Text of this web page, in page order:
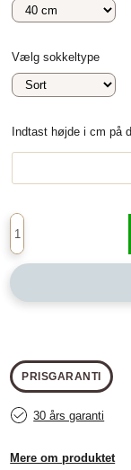
Vælg sokkeltype
Indtast højde i cm på
PRISGARANTI
30 års garanti
Mere om produktet